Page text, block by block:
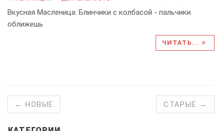
Вкусная Масленица: Блинчики с колбасой - пальчики
оближешь
ЧИТАТЬ...
← НОВЫЕ СТАРЫЕ →